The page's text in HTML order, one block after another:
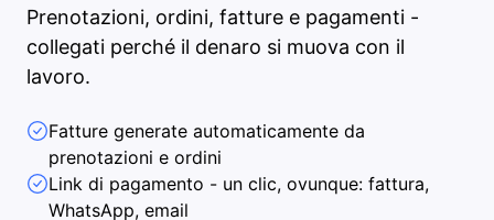
Prenotazioni, ordini, fatture e pagamenti -
collegati perché il denaro si muova con il
lavoro.
Fatture generate automaticamente da
prenotazioni e ordini
Link di pagamento - un clic, ovunque: fattura,
WhatsApp, email